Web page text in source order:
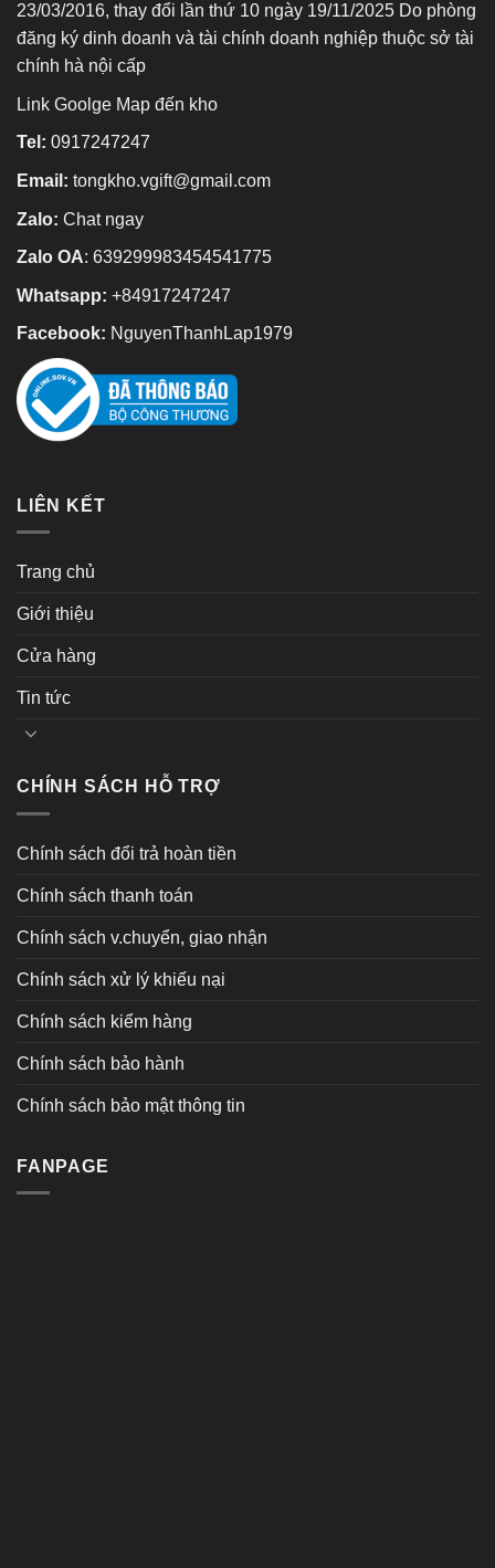
23/03/2016, thay đổi lần thứ 10 ngày 19/11/2025 Do phòng
đăng ký dinh doanh và tài chính doanh nghiệp thuộc sở tài
chính hà nội cấp
Link Goolge Map đến kho
Tel: 0917247247
Email: tongkho.vgift@gmail.com
Zalo: Chat ngay
Zalo OA: 639299983454541775
Whatsapp: +84917247247
Facebook: NguyenThanhLap1979
LIÊN KẾT
Trang chủ
Giới thiệu
Cửa hàng
Tin tức
CHÍNH SÁCH HỖ TRỢ
Chính sách đổi trả hoàn tiền
Chính sách thanh toán
Chính sách v.chuyển, giao nhận
Chính sách xử lý khiếu nại
Chính sách kiểm hàng
Chính sách bảo hành
Chính sách bảo mật thông tin
FANPAGE